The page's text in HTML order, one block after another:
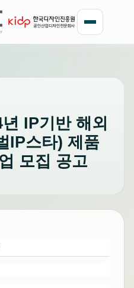
IP기반 해외
IP스타) 제품
모집 공고